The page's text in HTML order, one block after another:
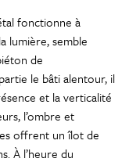
fonctionne à
lumière, semble
de
le bâti alentour, il
et la verticalité
l’ombre et
offrent un îlot de
À l’heure du